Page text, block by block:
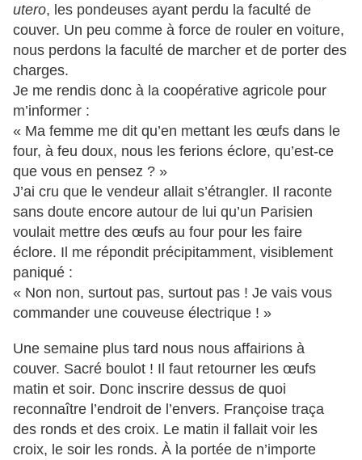
utero, les pondeuses ayant perdu la faculté de
couver. Un peu comme à force de rouler en voiture,
nous perdons la faculté de marcher et de porter des
charges.
Je me rendis donc à la coopérative agricole pour
m’informer :
« Ma femme me dit qu’en mettant les œufs dans le
four, à feu doux, nous les ferions éclore, qu’est-ce
que vous en pensez ? »
J’ai cru que le vendeur allait s’étrangler. Il raconte
sans doute encore autour de lui qu’un Parisien
voulait mettre des œufs au four pour les faire
éclore. Il me répondit précipitamment, visiblement
paniqué :
« Non non, surtout pas, surtout pas ! Je vais vous
commander une couveuse électrique ! »
Une semaine plus tard nous nous affairions à
couver. Sacré boulot ! Il faut retourner les œufs
matin et soir. Donc inscrire dessus de quoi
reconnaître l’endroit de l’envers. Françoise traça
des ronds et des croix. Le matin il fallait voir les
croix, le soir les ronds. À la portée de n’importe